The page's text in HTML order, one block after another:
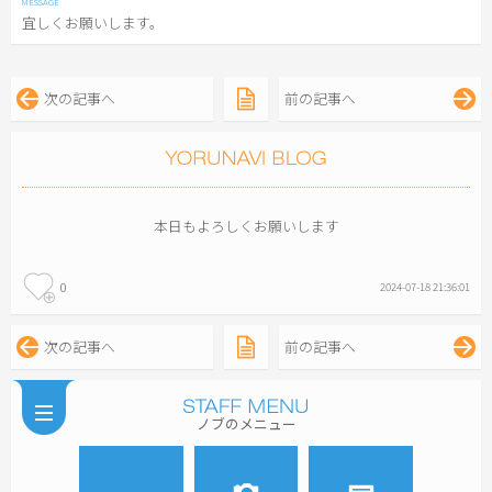
宜しくお願いします。
次の記事へ 前の記事へ
本日もよろしくお願いします
0 2024-07-18 21:36:01
次の記事へ 前の記事へ
ノブのメニュー